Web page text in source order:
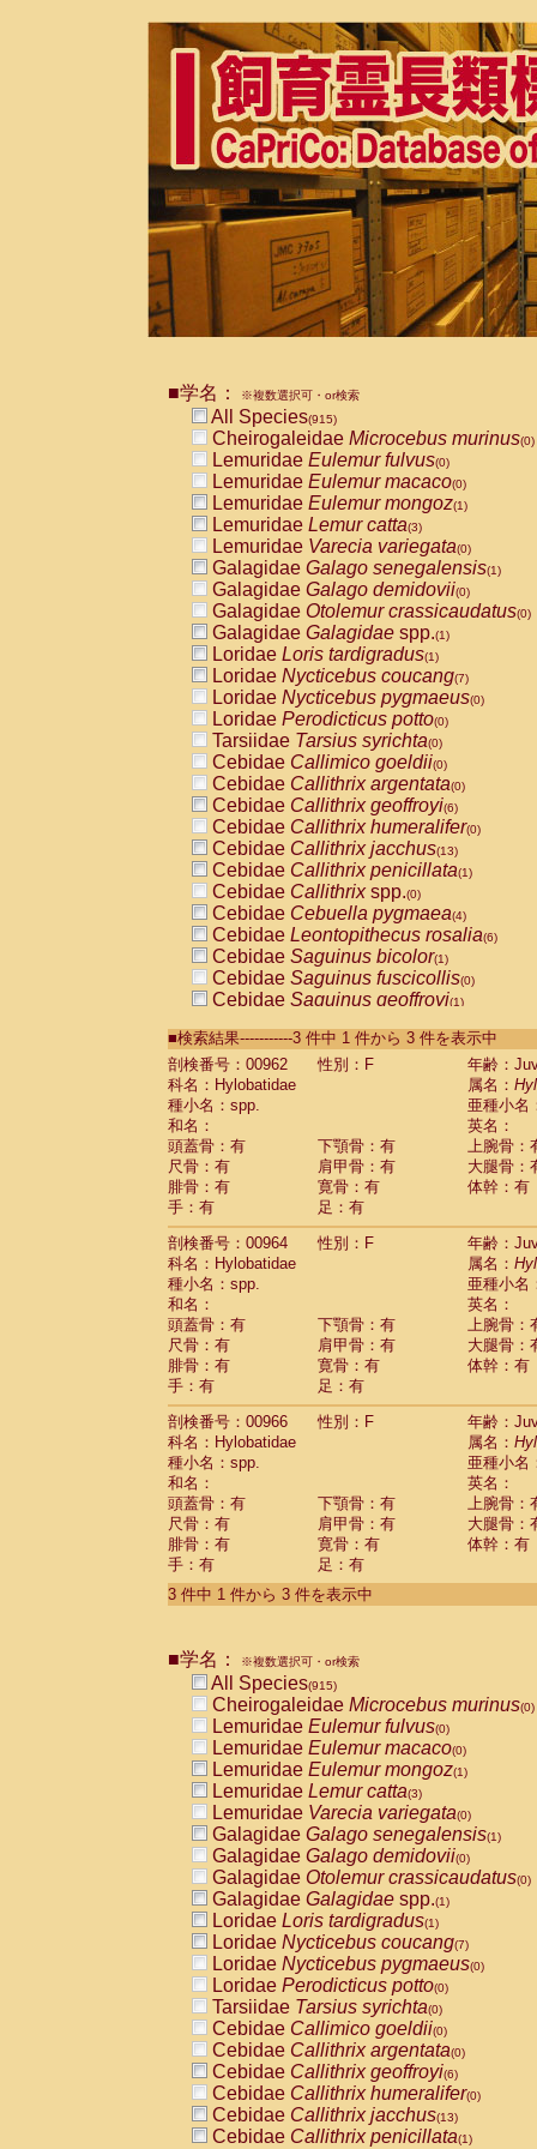
■学名： ※複数選択可・or検索
All Species(915)
Cheirogaleidae Microcebus murinus(0)
Lemuridae Eulemur fulvus(0)
Lemuridae Eulemur macaco(0)
Lemuridae Eulemur mongoz(1)
Lemuridae Lemur catta(3)
Lemuridae Varecia variegata(0)
Galagidae Galago senegalensis(1)
Galagidae Galago demidovii(0)
Galagidae Otolemur crassicaudatus(0)
Galagidae Galagidae spp.(1)
Loridae Loris tardigradus(1)
Loridae Nycticebus coucang(7)
Loridae Nycticebus pygmaeus(0)
Loridae Perodicticus potto(0)
Tarsiidae Tarsius syrichta(0)
Cebidae Callimico goeldii(0)
Cebidae Callithrix argentata(0)
Cebidae Callithrix geoffroyi(6)
Cebidae Callithrix humeralifer(0)
Cebidae Callithrix jacchus(13)
Cebidae Callithrix penicillata(1)
Cebidae Callithrixspp.(0)
Cebidae Cebuella pygmaea(4)
Cebidae Leontopithecus rosalia(6)
Cebidae Saguinus bicolor(1)
Cebidae Saguinus fuscicollis(0)
Cebidae Saguinus geoffroyi(1)
CebidaeSaguinus labiatus(0)
Cebidae Saguinus leucopus (2)
CebidaeSaguinus midas
Cebidae
Cebidae (22)
Cebidae Saguinus oedipus
Cebidae Saguinus weddelli
Cebidae Saguinusspp.
Cebidae Aotus trivirgatus
Cebidae Cebus albifrons
CebidaeCebus apella
Cebidae
Cebidae
Cebidae Cebusspp.(0)
Cebidae Saimiri boliviensis
Cebidae Saimiri sciureus
Atelidae Alouatta caraya
AtelidaeAlouatta fusca
AtelidaeAlouatta seniculus
AtelidaeAlouatta
Atelidae
Atelidae Ateles geoffroyi
Atelidae Ateles paniscus
Atelidae Atelesspp.
Atelidae Lagothrix lagothricha
AtelidaeLagothrix lagothricha cana(0)
PitheciidaeCacajao calvus
Pitheciidae
Pitheciidae Callicebus moloch
PitheciidaeCallicebus torquatus
PitheciidaeCallicebusspp.(0)
PitheciidaeChiropotes satanas
PitheciidaePithecia monachus
PitheciidaePithecia pithecia(0)
CercopithecidaeCercocebus agilis
CercopithecidaeCercocebus
CercopithecidaeCercocebus
CercopithecidaeCercocebus
CercopithecidaeCercocebus
CercopithecidaeCercocebus
CercopithecidaeCercocebus
CercopithecidaeLophocebus
CercopithecidaePapio anubis(2)
CercopithecidaePapio cynocephalus
Cercopithecidae Papio hamadryas
CercopithecidaePapio papio
CercopithecidaePapiospp.(0)
CercopithecidaeMandrillus
CercopithecidaeMandrillus sphinx
CercopithecidaeTheropithecus
CercopithecidaeMacaca arctoides
■検索結果-----------3 件中 1 件から 3 件を表示中
剖検番号：00962
性別：F
年齢：
科名：Hylobatidae
属名：
種小名：spp.
亜種小名
和名：
英名：
頭蓋骨：有
下顎骨：有
上腕骨：
尺骨：有
肩甲骨：有
大腿骨：
腓骨：有
寛骨：有
体幹：有
手：有
足：有
剖検番号：00964
性別：F
年齢：
科名：Hylobatidae
属名：
種小名：spp.
亜種小名
和名：
英名：
頭蓋骨：有
下顎骨：有
上腕骨：
尺骨：有
肩甲骨：有
大腿骨：
腓骨：有
寛骨：有
体幹：有
手：有
足：有
剖検番号：00966
性別：F
年齢：
科名：Hylobatidae
属名：
種小名：spp.
亜種小名
和名：
英名：
頭蓋骨：有
下顎骨：有
上腕骨：
尺骨：有
肩甲骨：有
大腿骨：
腓骨：有
寛骨：有
体幹：有
手：有
足：有
3 件中 1 件から 3 件を表示中
■学名： ※複数選択可・or検索
All Species(915)
Cheirogaleidae Microcebus murinus(0)
Lemuridae Eulemur fulvus(0)
Lemuridae Eulemur macaco(0)
Lemuridae Eulemur mongoz(1)
Lemuridae Lemur catta(3)
Lemuridae Varecia variegata(0)
Galagidae Galago senegalensis(1)
Galagidae Galago demidovii(0)
Galagidae Otolemur crassicaudatus(0)
Galagidae Galagidae spp.(1)
Loridae Loris tardigradus(1)
Loridae Nycticebus coucang(7)
Loridae Nycticebus pygmaeus(0)
Loridae Perodicticus potto(0)
Tarsiidae Tarsius syrichta(0)
Cebidae Callimico goeldii(0)
Cebidae Callithrix argentata(0)
Cebidae Callithrix geoffroyi(6)
Cebidae Callithrix humeralifer(0)
Cebidae Callithrix jacchus(13)
Cebidae Callithrix penicillata(1)